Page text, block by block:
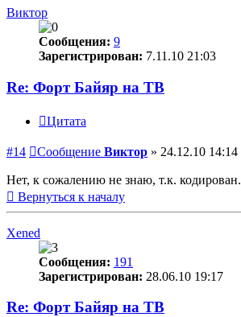
Виктор
Сообщения: 9
Зарегистрирован: 7.11.10 21:03
Re: Форт Байяр на ТВ
Цитата
#14 Сообщение Виктор » 24.12.10 14:14
Нет, к сожалению не знаю, т.к. кодирован.
Вернуться к началу
Xened
Сообщения: 191
Зарегистрирован: 28.06.10 19:17
Re: Форт Байяр на ТВ